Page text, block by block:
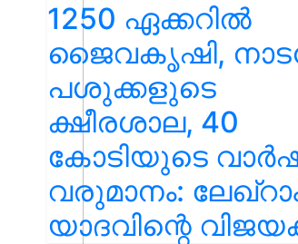
1250 ഏക്കറിൽ
ജൈവകൃഷി,
പശുക്കളുടെ
ക്ഷീരശാല, 40
കോടിയുടെ
വരുമാനം:
യാദവിന്റെ